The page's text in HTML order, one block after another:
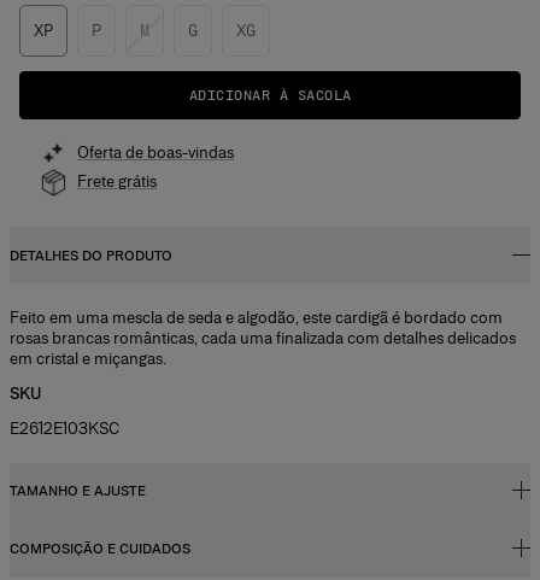
XP P M G XG
ADICIONAR À SACOLA
Oferta de boas-vindas
Frete grátis
DETALHES DO PRODUTO
Feito em uma mescla de seda e algodão, este cardigã é bordado com
rosas brancas românticas, cada uma finalizada com detalhes delicados
em cristal e miçangas.
SKU
E2612E103KSC
TAMANHO E AJUSTE
Corte justo
COMPOSIÇÃO E CUIDADOS